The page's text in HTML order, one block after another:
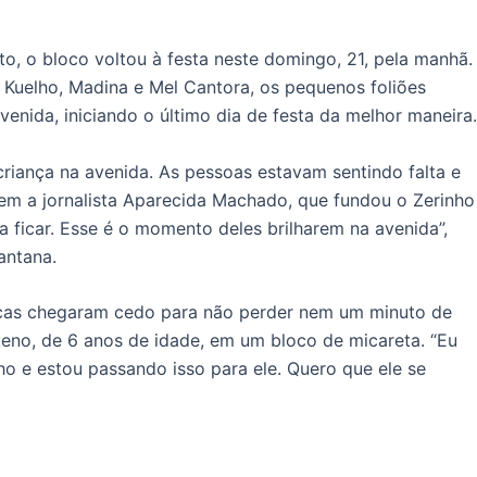
o bloco voltou à festa neste domingo, 21, pela manhã.
Madina e Mel Cantora, os pequenos foliões
iniciando o último dia de festa da melhor maneira.
na avenida. As pessoas estavam sentindo falta e
a jornalista Aparecida Machado, que fundou o Zerinho
Esse é o momento deles brilharem na avenida”,
chegaram cedo para não perder nem um minuto de
de 6 anos de idade, em um bloco de micareta. “Eu
e estou passando isso para ele. Quero que ele se